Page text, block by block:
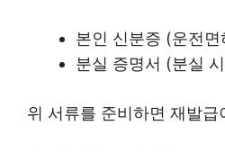
본인 신분증 (운전
분실 증명서 (분실
위 서류를 준비하면 재발급